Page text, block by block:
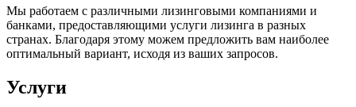
Мы работаем с различными лизинговыми компаниями и
банками, предоставляющими услуги лизинга в разных
странах. Благодаря этому можем предложить вам наиболее
оптимальный вариант, исходя из ваших запросов.
Услуги